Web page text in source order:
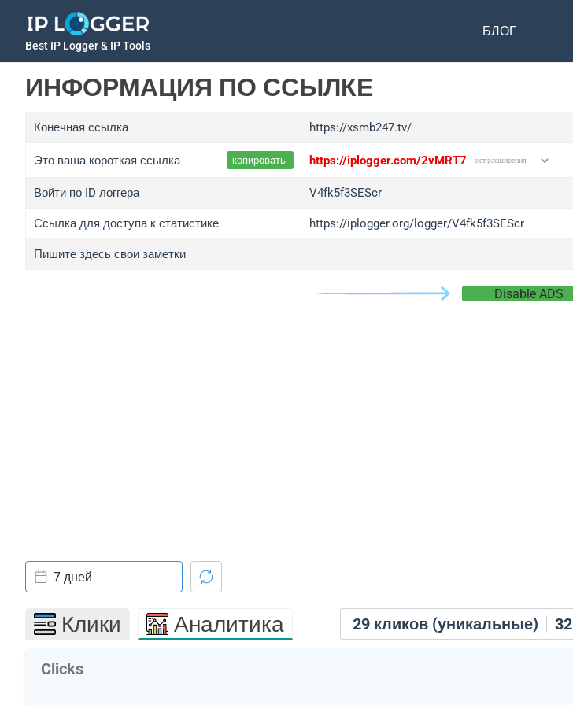
Best IP Logger & IP Tools
БЛОГ
ИНФОРМАЦИЯ ПО ССЫЛКЕ
Конечная ссылка https://xsmb247.tv/
Это ваша короткая ссылка копировать https://iplogger.com/2vMRT7
Войти по ID логгера V4fk5f3SEScr
Ссылка для доступа к статистике https://iplogger.org/logger/V4fk5f3SEScr
Пишите здесь свои заметки
Disable ADS
29 кликов (уникальные) 32
7 дней
Клики Аналитика
Clicks